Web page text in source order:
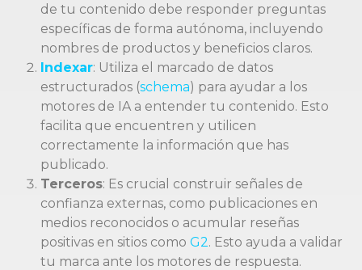
de tu contenido debe responder preguntas
específicas de forma autónoma, incluyendo
nombres de productos y beneficios claros.
Indexar: Utiliza el marcado de datos
estructurados (schema) para ayudar a los
motores de IA a entender tu contenido. Esto
facilita que encuentren y utilicen
correctamente la información que has
publicado.
Terceros: Es crucial construir señales de
confianza externas, como publicaciones en
medios reconocidos o acumular reseñas
positivas en sitios como G2. Esto ayuda a validar
tu marca ante los motores de respuesta.